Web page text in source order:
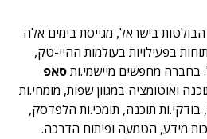
(Ness), מחברות ה-IT הבולטות בישראל, מגייסת בימים אלה
בפעילויות בעולמות ההיי-טק,
בחברה מחפשים מיישמי.ותסאפ
ואוטומציה במגוון שפות, מומחי.ות
תוכנה, תומכי.ות הלפדסק,
מידע, הטמעה ופיתוח הדרכה.